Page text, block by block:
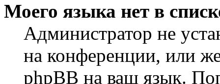
Моего языка нет в
Администратор не
на конференции, или
phpBB на ваш язык.